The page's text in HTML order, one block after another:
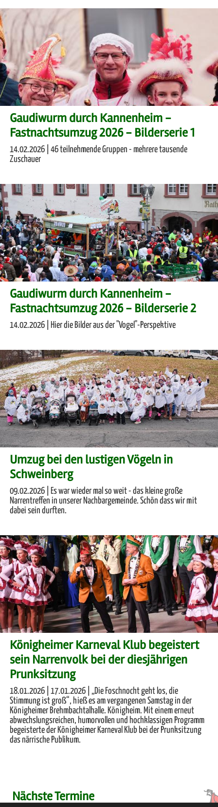
Gaudiwurm durch Kannenheim -
Fastnachtsumzug 2026 - Bilderserie 1
14.02.2026 | 46 teilnehmende Gruppen - mehrere tausende
Zuschauer
Gaudiwurm durch Kannenheim -
Fastnachtsumzug 2026 - Bilderserie 2
14.02.2026 | Hier die Bilder aus der "Vogel"-Perspektive
Umzug bei den lustigen Vögeln in
Schweinberg
09.02.2026 | Es war wieder mal so weit - das kleine große
Narrentreffen in unserer Nachbargemeinde. Schön dass wir mit
dabei sein durften.
Königheimer Karneval Klub begeistert
sein Narrenvolk bei der diesjährigen
Prunksitzung
18.01.2026 | 17.01.2026 | „Die Foschnocht geht los, die
Stimmung ist groß“, hieß es am vergangenen Samstag in der
Königheimer Brehmbachtalhalle. Königheim. Mit einem erneut
abwechslungsreichen, humorvollen und hochklassigen Programm
begeisterte der Königheimer Karneval Klub bei der Prunksitzung
das närrische Publikum.
Nächste Termine